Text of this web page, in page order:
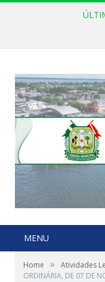
MENU
Home » Atividades
ORDINÁRIA, DE 07 DE